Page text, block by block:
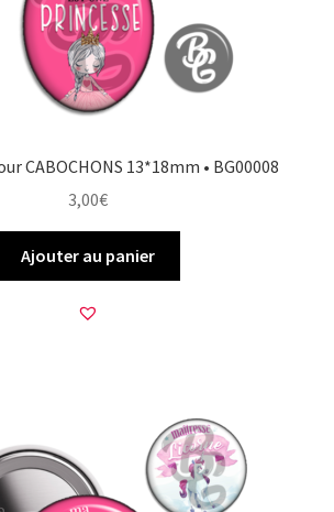
CABOCHONS 13*18mm • BG00008
3,00€
Ajouter au panier